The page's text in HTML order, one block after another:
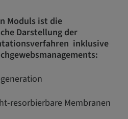
Moduls ist die
Darstellung der
inklusive
resorbierbare Membranen